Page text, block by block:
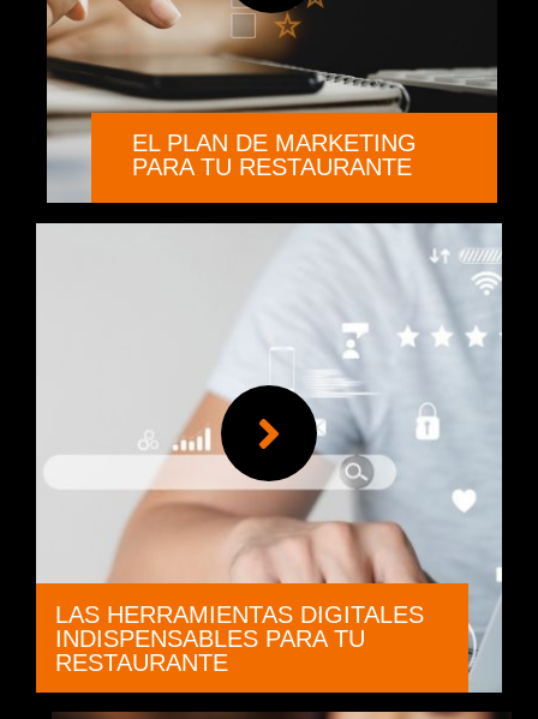
EL PLAN DE MARKETING
PARA TU RESTAURANTE
LAS HERRAMIENTAS DIGITALES
INDISPENSABLES PARA TU
RESTAURANTE